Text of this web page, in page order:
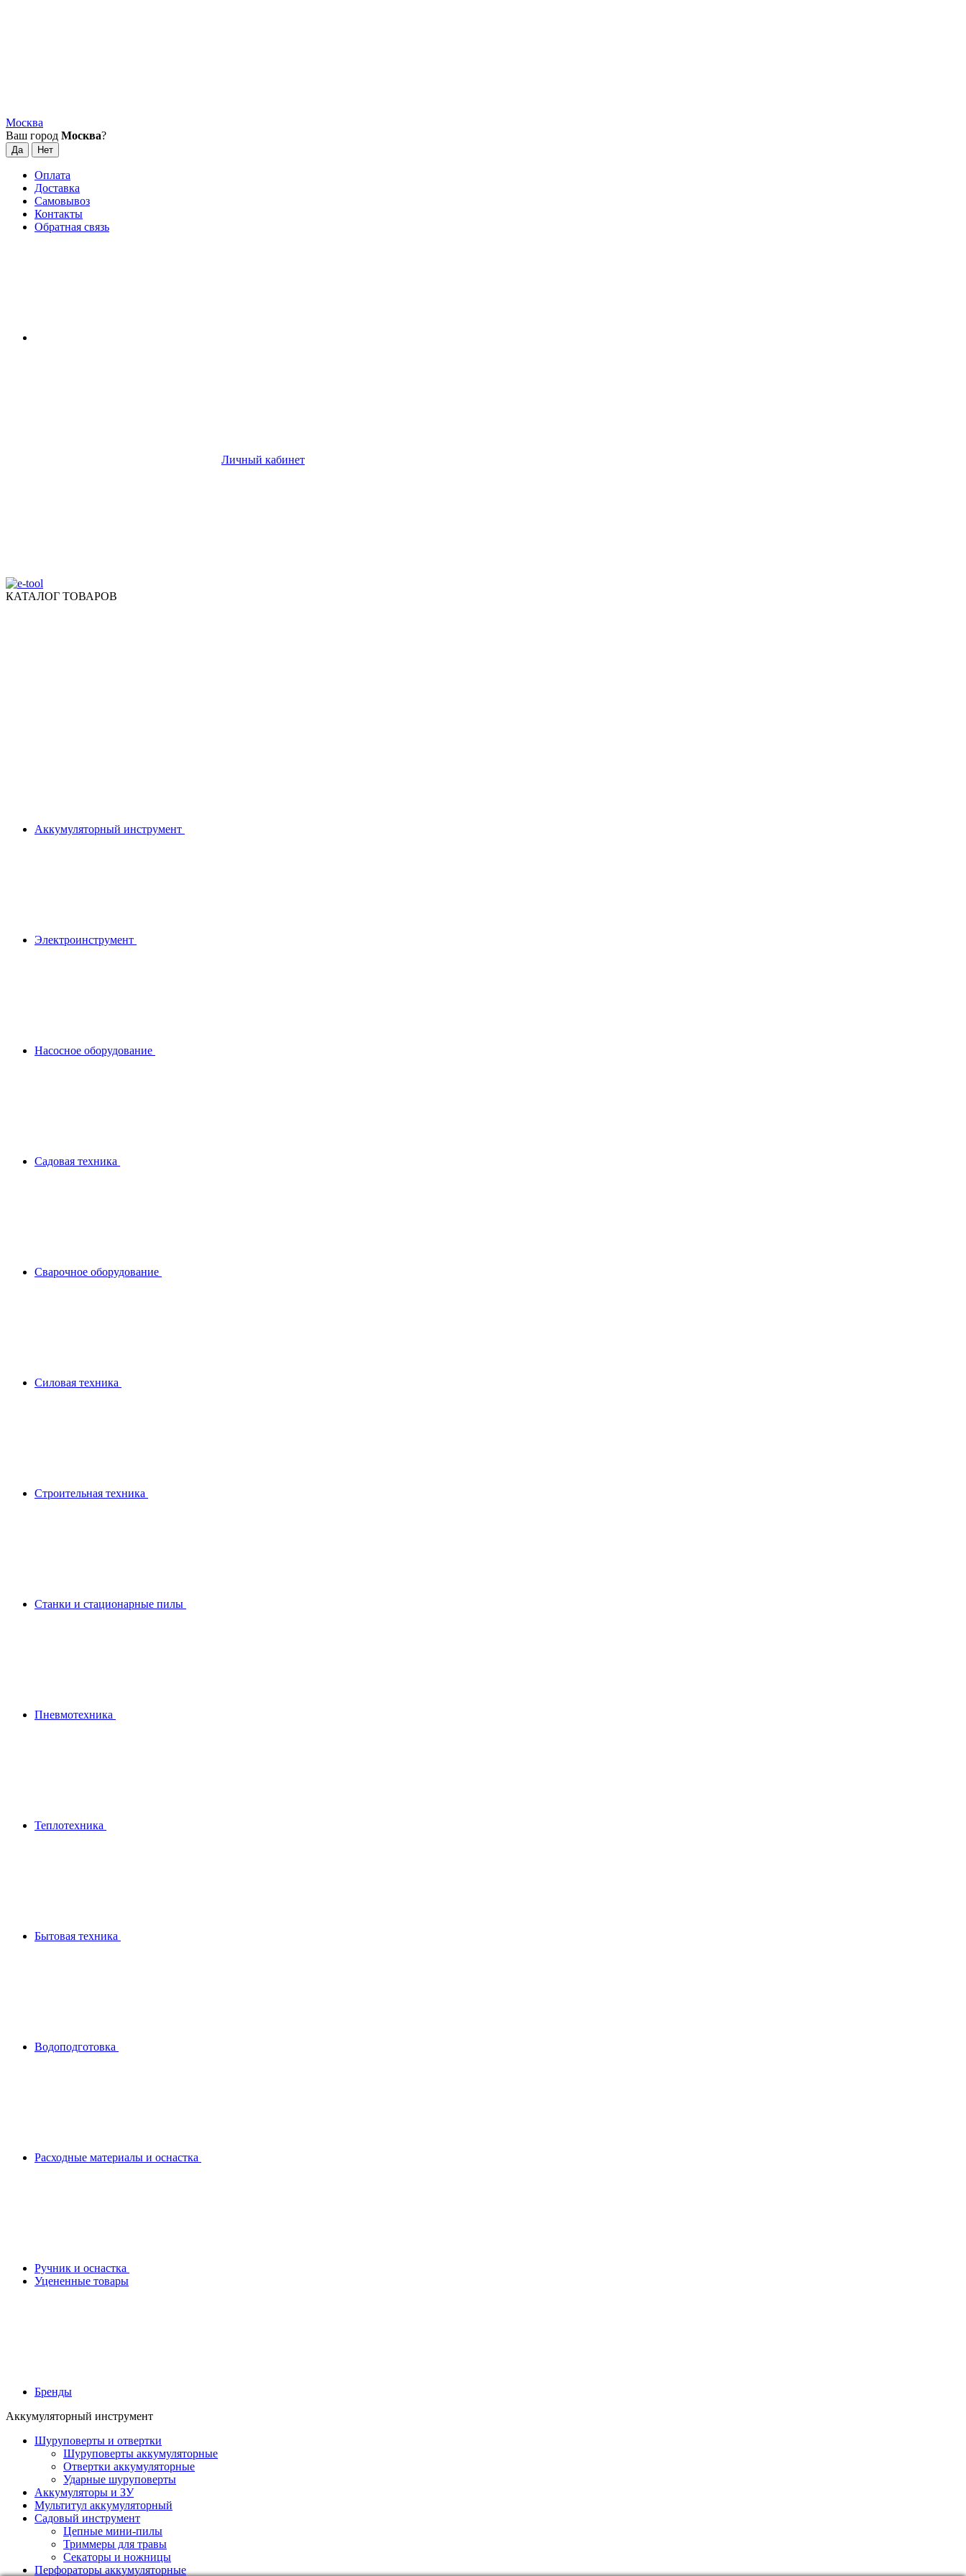
Москва
Ваш город Москва?
Оплата
Доставка
Самовывоз
Контакты
Обратная связь
Личный кабинет
КАТАЛОГ ТОВАРОВ
Аккумуляторный инструмент
Электроинструмент
Насосное оборудование
Садовая техника
Сварочное оборудование
Силовая техника
Строительная техника
Станки и стационарные пилы
Пневмотехника
Теплотехника
Бытовая техника
Водоподготовка
Расходные материалы и оснастка
Ручник и оснастка
Уцененные товары
Бренды
Аккумуляторный инструмент
Шуруповерты и отвертки
Шуруповерты аккумуляторные
Отвертки аккумуляторные
Ударные шуруповерты
Аккумуляторы и ЗУ
Мультитул аккумуляторный
Садовый инструмент
Цепные мини-пилы
Триммеры для травы
Секаторы и ножницы
Перфораторы аккумуляторные